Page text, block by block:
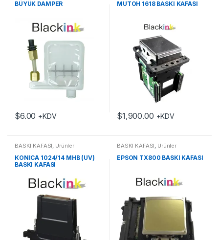
BÜYÜK DAMPER
$6.00 +KDV
MUTOH 1618 BASKI KAFASI
$1,900.00 +KDV
BASKI KAFASI Ürünler
KONICA 1024/14 MHB (UV)
BASKI KAFASI
BASKI KAFASI Ürünler
EPSON TX800 BASKI KAFASI